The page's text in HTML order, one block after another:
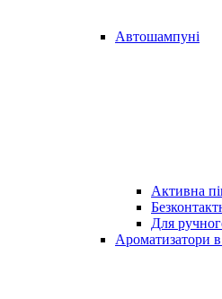
Автошампуні
Активна
Для
Ароматизатори